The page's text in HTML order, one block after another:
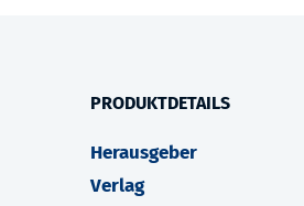
PRODUKTDETAILS
Herausgeber
Verlag